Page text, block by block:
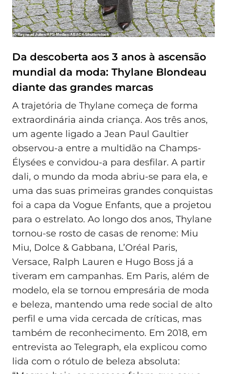
Da descoberta aos 3 anos à ascensão
mundial da moda: Thylane Blondeau
diante das grandes marcas
A trajetória de Thylane começa de forma
extraordinária ainda criança. Aos três anos,
um agente ligado a Jean Paul Gaultier
observou-a entre a multidão na Champs-
Élysées e convidou-a para desfilar. A partir
dali, o mundo da moda abriu-se para ela, e
uma das suas primeiras grandes conquistas
foi a capa da Vogue Enfants, que a projetou
para o estrelato. Ao longo dos anos, Thylane
tornou-se rosto de casas de renome: Miu
Miu, Dolce & Gabbana, L’Oréal Paris,
Versace, Ralph Lauren e Hugo Boss já a
tiveram em campanhas. Em Paris, além de
modelo, ela se tornou empresária de moda
e beleza, mantendo uma rede social de alto
perfil e uma vida cercada de críticas, mas
também de reconhecimento. Em 2018, em
entrevista ao Telegraph, ela explicou como
lida com o rótulo de beleza absoluta: